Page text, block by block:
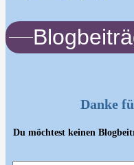
Danke
Du möchtest keinen